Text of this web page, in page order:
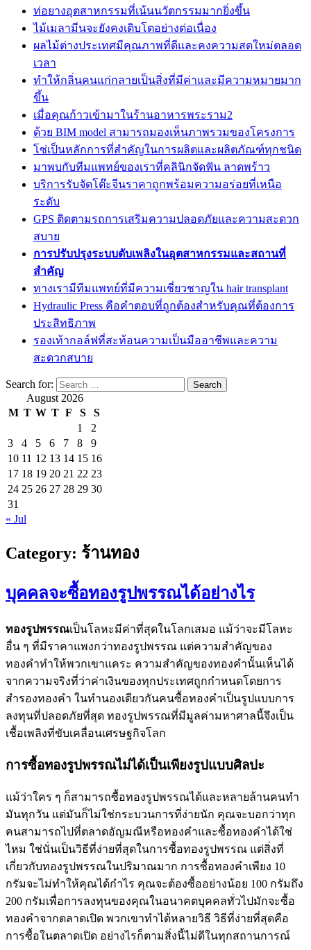
ท่อยางอุตสาหกรรมที่เน้นนวัตกรรมมากยิ่งขึ้น
ไม้เมลามีนจะยังคงเติบโตอย่างต่อเนื่อง
ผลไม้ต่างประเทศมีคุณภาพที่ดีและคงความสดใหม่ตลอด
เวลา
ทำให้กลิ่นคนแก่กลายเป็นสิ่งที่มีค่าและมีความหมายมาก
ขึ้น
เมื่อคุณก้าวเข้ามาในร้านอาหารพระราม2
ด้วย BIM model สามารถมองเห็นภาพรวมของโครงการ
โซ่เป็นหลักการที่สำคัญในการผลิตและผลิตภัณฑ์ทุกชนิด
มาพบกับทีมแพทย์ของเราที่คลินิกจัดฟัน ลาดพร้าว
บริการรับจัดโต๊ะจีนราคาถูกพร้อมความอร่อยที่เหนือ
ระดับ
GPS ติดตามรถการเสริมความปลอดภัยและความสะดวก
สบาย
การปรับปรุงระบบดับเพลิงในอุตสาหกรรมและสถานที่
สำคัญ
ทางเรามีทีมแพทย์ที่มีความเชี่ยวชาญใน hair transplant
Hydraulic Press คือคำตอบที่ถูกต้องสำหรับคุณที่ต้องการ
ประสิทธิภาพ
รองเท้ากอล์ฟที่สะท้อนความเป็นมืออาชีพและความ
สะดวกสบาย
Search for:
August 2026
M T W T F S
S
1
2
3
4 5 6 7 8
9
10 11 12 13 14 15 16
17 18 19 20 21 22 23
24 25 26 27 28 29 30
31
« Jul
Category: ร้านทอง
บุคคลจะซื้อทองรูปพรรณได้อย่างไร
ทองรูปพรรณเป็นโลหะมีค่าที่สุดในโลกเสมอ แม้ว่าจะมีโลหะ
อื่น ๆ ที่มีราคาแพงกว่าทองรูปพรรณ แต่ความสำคัญของ
ทองคำทำให้พวกเขาแคระ ความสำคัญของทองคำนั้นเห็นได้
จากความจริงที่ว่าค่าเงินของทุกประเทศถูกกำหนดโดยการ
สำรองทองคำ ในทำนองเดียวกันคนซื้อทองคำเป็นรูปแบบการ
ลงทุนที่ปลอดภัยที่สุด ทองรูปพรรณที่มีมูลค่ามหาศาลนี้จึงเป็น
เชื้อเพลิงที่ขับเคลื่อนเศรษฐกิจโลก
การซื้อทองรูปพรรณไม่ได้เป็นเพียงรูปแบบศิลปะ
แม้ว่าใคร ๆ ก็สามารถซื้อทองรูปพรรณได้และหลายล้านคนทำ
มันทุกวัน แต่มันก็ไม่ใช่กระบวนการที่ง่ายนัก คุณจะบอกว่าทุก
คนสามารถไปที่ตลาดอัญมณีหรือทองคำและซื้อทองคำได้ใช่
ไหม ใช่นั่นเป็นวิธีที่ง่ายที่สุดในการซื้อทองรูปพรรณ แต่สิ่งที่
เกี่ยวกับทองรูปพรรณในปริมาณมาก การซื้อทองคำเพียง 10
กรัมจะไม่ทำให้คุณได้กำไร คุณจะต้องซื้ออย่างน้อย 100 กรัมถึง
200 กรัมเพื่อการลงทุนของคุณในอนาคตบุคคลทั่วไปมักจะซื้อ
ทองคำจากตลาดเปิด พวกเขาทำได้หลายวิธี วิธีที่ง่ายที่สุดคือ
การซื้อในตลาดเปิด อย่างไรก็ตามสิ่งนี้ไม่ดีในทุกสถานการณ์